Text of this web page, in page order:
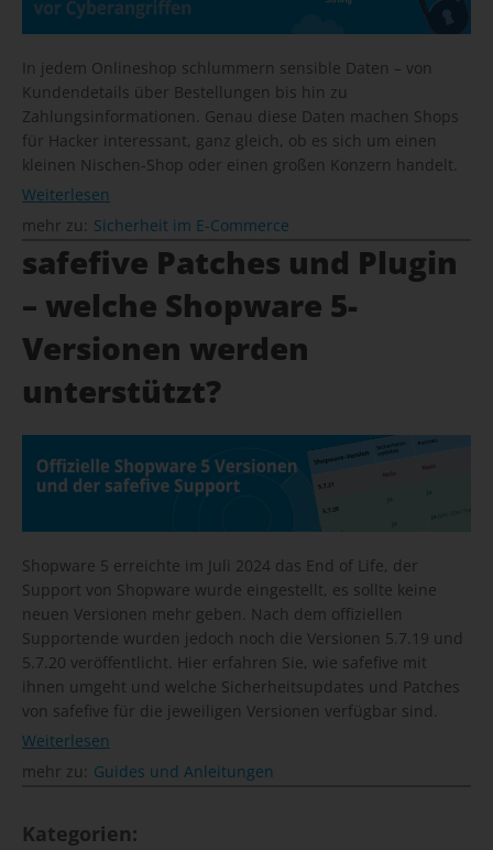
In jedem Onlineshop schlummern sensible Daten – von
Kundendetails über Bestellungen bis hin zu
Zahlungsinformationen. Genau diese Daten machen Shops
für Hacker interessant, ganz gleich, ob es sich um einen
kleinen Nischen-Shop oder einen großen Konzern handelt.
Weiterlesen
mehr zu: Sicherheit im E-Commerce
safefive Patches und Plugin
– welche Shopware 5-
Versionen werden
unterstützt?
Shopware 5 erreichte im Juli 2024 das End of Life, der
Support von Shopware wurde eingestellt, es sollte keine
neuen Versionen mehr geben. Nach dem offiziellen
Supportende wurden jedoch noch die Versionen 5.7.19 und
5.7.20 veröffentlicht. Hier erfahren Sie, wie safefive mit
ihnen umgeht und welche Sicherheitsupdates und Patches
von safefive für die jeweiligen Versionen verfügbar sind.
Weiterlesen
mehr zu: Guides und Anleitungen
Kategorien: